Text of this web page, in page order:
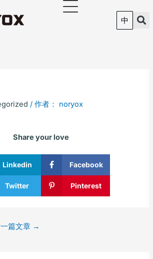
中
/ 作者： noryox
Share your love
Facebook
Twitter Pinterest
Linkedin
篇文章 →